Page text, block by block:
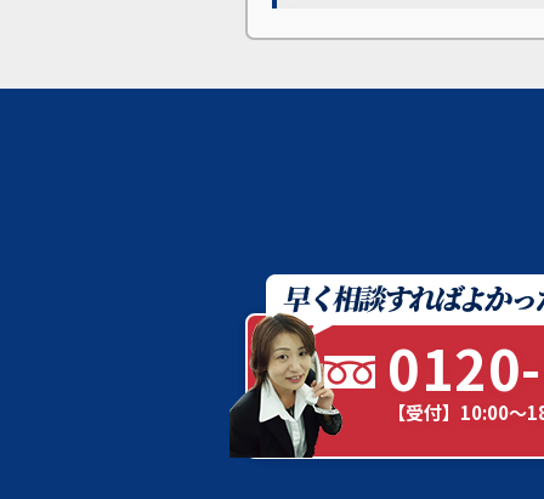
【受付】10:00～